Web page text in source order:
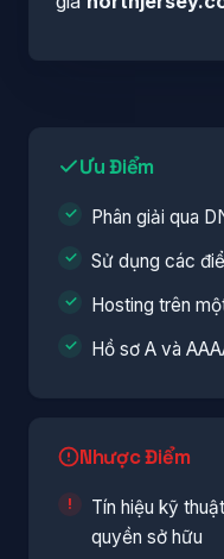
Ưu Điểm
Phân giải qua
Sử dụng các
Hosting trên
Hồ sơ A và
Nhược Điểm
Tín hiệu kỹ
quyền sở hữu